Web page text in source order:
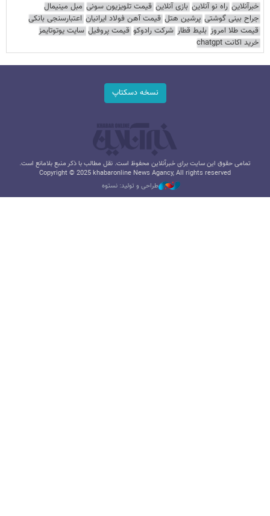
خبرآنلاین راه نو آنلاین بازی آنلاین قیمت تلویزیون سونی مبل مینیمال
جراح بینی گوشتی پرشین هتل قیمت آهن فولاد ایرانیان اعتبارسنجی بانکی
قیمت طلا امروز بلیط قطار شرکت رادوکو قیمت پروفیل سایت یوتوتایمز
خرید اکانت chatgpt
نسخه دسکتاپ
تمامی حقوق این سایت برای خبرآنلاین محفوظ است. نقل مطالب با ذکر منبع بلامانع است.
Copyright © 2025 khabaronline News Agancy, All rights reserved
طراحی و تولید: نستوه